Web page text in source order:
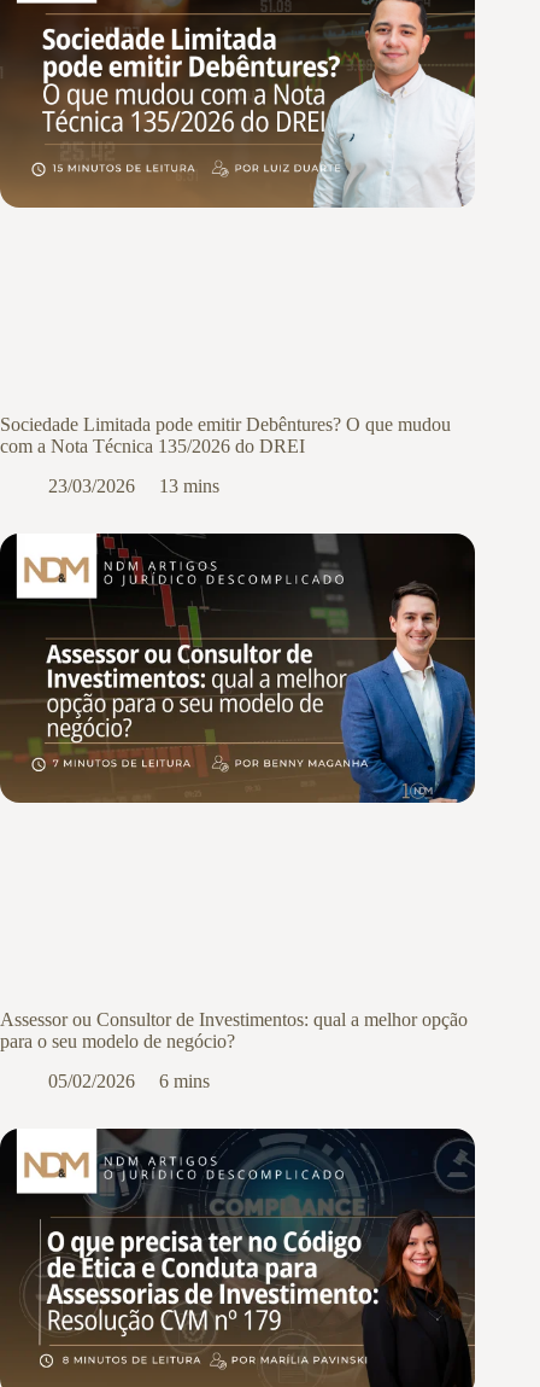
Sociedade Limitada pode emitir Debêntures? O que mudou
com a Nota Técnica 135/2026 do DREI
23/03/2026
13 mins
Assessor ou Consultor de Investimentos: qual a melhor opção
para o seu modelo de negócio?
05/02/2026
6 mins